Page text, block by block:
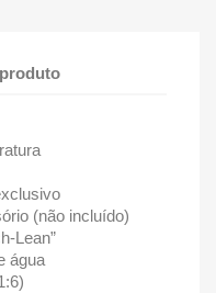
(não incluído)
Lean”
água